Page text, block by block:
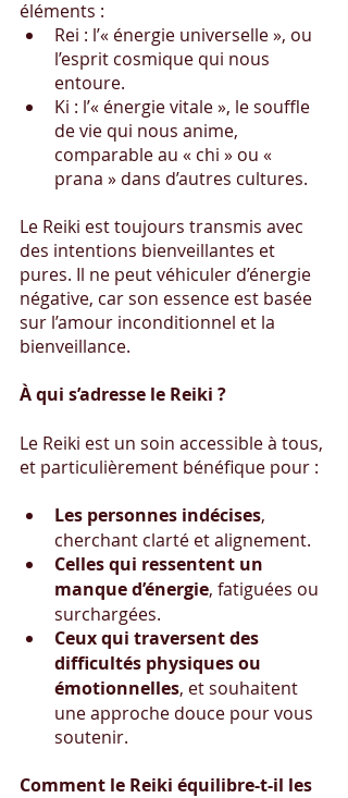
éléments :
Rei : l’« énergie universelle », ou
l’esprit cosmique qui nous
entoure.
Ki : l’« énergie vitale », le souffle
de vie qui nous anime,
comparable au « chi » ou «
prana » dans d’autres cultures.
Le Reiki est toujours transmis avec
des intentions bienveillantes et
pures. Il ne peut véhiculer d’énergie
négative, car son essence est basée
sur l’amour inconditionnel et la
bienveillance.
À qui s’adresse le Reiki ?
Le Reiki est un soin accessible à tous,
et particulièrement bénéfique pour :
Les personnes indécises,
cherchant clarté et alignement.
Celles qui ressentent un
manque d’énergie, fatiguées ou
surchargées.
Ceux qui traversent des
difficultés physiques ou
émotionnelles, et souhaitent
une approche douce pour vous
soutenir.
Comment le Reiki équilibre-t-il les